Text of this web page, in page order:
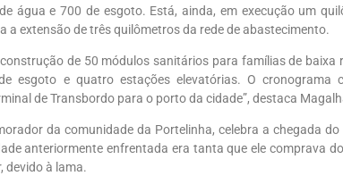
água e 700 de esgoto. Está, ainda, em execução um
a extensão de três quilômetros da rede de abastecimento.
de 50 módulos sanitários para famílias de baixa
esgoto e quatro estações elevatórias. O cronograma
de Transbordo para o porto da cidade”, destaca
da comunidade da Portelinha, celebra a chegada
anteriormente enfrentada era tanta que ele comprava
devido à lama.